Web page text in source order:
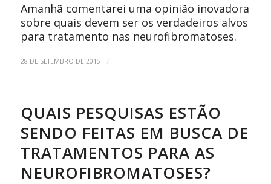
Amanhã comentarei uma opinião inovadora
sobre quais devem ser os verdadeiros alvos
para tratamento nas neurofibromatoses.
28 DE SETEMBRO DE 2015 /
QUAIS PESQUISAS ESTÃO
SENDO FEITAS EM BUSCA DE
TRATAMENTOS PARA AS
NEUROFIBROMATOSES?